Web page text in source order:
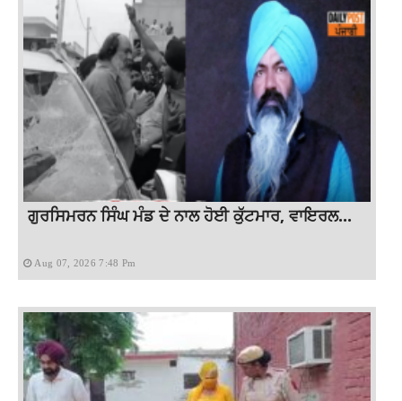
ਗੁਰਸਿਮਰਨ ਸਿੰਘ ਮੰਡ ਦੇ ਨਾਲ ਹੋਈ ਕੁੱਟਮਾਰ, ਵਾਇਰਲ...
Aug 07, 2026 7:48 Pm